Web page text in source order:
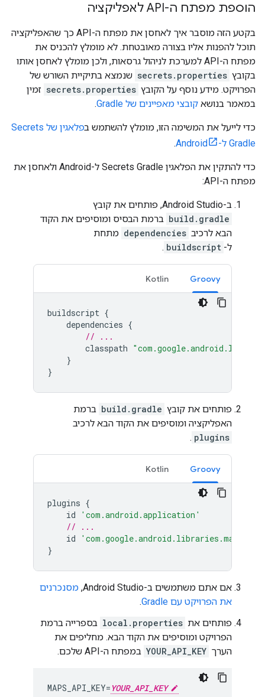
הוספת מפתח ה-API לאפליקציה
בקטע הזה מוסבר איך לאחסן את מפתח ה-API כך שהאפליקציה
תוכל להפנות אליו בצורה מאובטחת. לא מומלץ להכניס את
מפתח ה-API למערכת לניהול גרסאות, ולכן מומלץ לאחסן אותו
בקובץ secrets.properties שנמצא בתיקיית השורש של
הפרויקט. מידע נוסף על הקובץ secrets.properties זמין
במאמר בנושא קובצי מאפיינים של Gradle .
כדי לייעל את המשימה הזו, מומלץ להשתמש ב
פלאגין של Secrets
Gradle ל-Android
.
כדי להתקין את הפלאגין Secrets Gradle ל-Android ולאחסן את
מפתח ה-API:
ב-Android Studio, פותחים את קובץ
build.gradle ברמת הבסיס ומוסיפים את הקוד
הבא לרכיב dependencies מתחת
ל- buildscript
.
Groovy
Kotlin
buildscript {
dependencies {
// ...
classpath
}
}
פותחים את קובץ build.gradle ברמת
האפליקציה ומוסיפים את הקוד הבא לרכיב
plugins
.
Groovy
Kotlin
plugins {
id
'com.android.application'
// ...
id
}
אם אתם משתמשים ב-Android Studio,
מסנכרנים
את הפרויקט עם Gradle
.
פותחים את local.properties בספרייה ברמת
הפרויקט ומוסיפים את הקוד הבא. מחליפים את
הערך YOUR_API_KEY במפתח ה-API שלכם.
MAPS_API_KEY= YOUR_API_KEY